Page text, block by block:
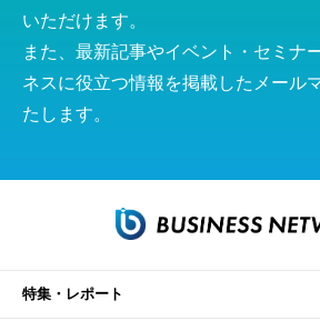
いただけます。
また、最新記事やイベント・セミナ
ネスに役立つ情報を掲載したメール
たします。
特集・レポート